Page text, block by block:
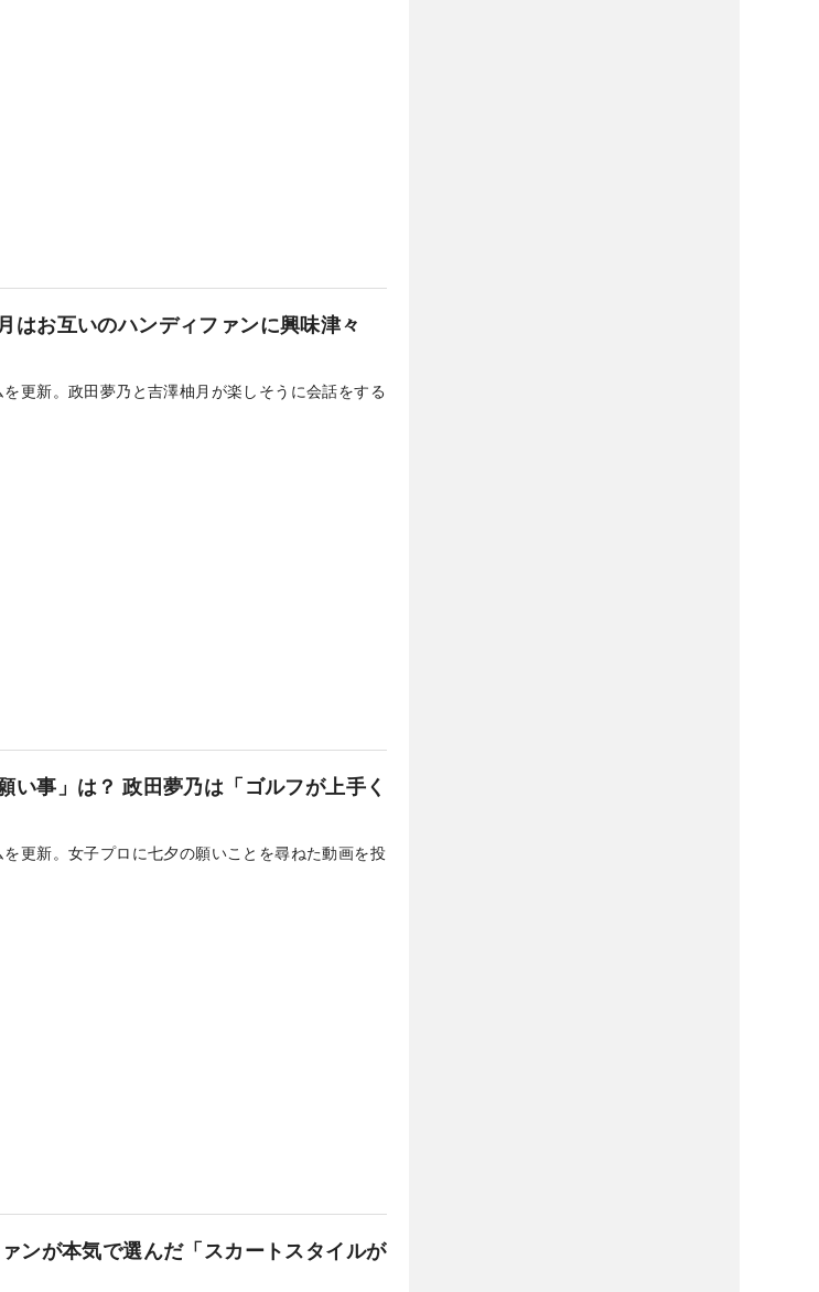
はお互いのハンディファンに興味津々
更新。政田夢乃と吉澤柚月が楽しそうに会話をする
い事」は？ 政田夢乃は「ゴルフが上手く
更新。女子プロに七夕の願いことを尋ねた動画を投
ンが本気で選んだ「スカートスタイルが